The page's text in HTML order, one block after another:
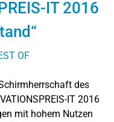
IT 2016
des
IT 2016
mit hohem Nutzen